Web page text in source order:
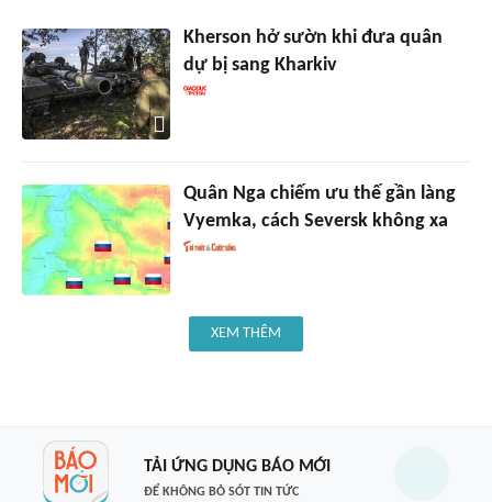
Kherson hở sườn khi đưa quân
dự bị sang Kharkiv
Quân Nga chiếm ưu thế gần làng
Vyemka, cách Seversk không xa
XEM THÊM
TẢI ỨNG DỤNG BÁO MỚI
ĐỂ KHÔNG BỎ SÓT TIN TỨC